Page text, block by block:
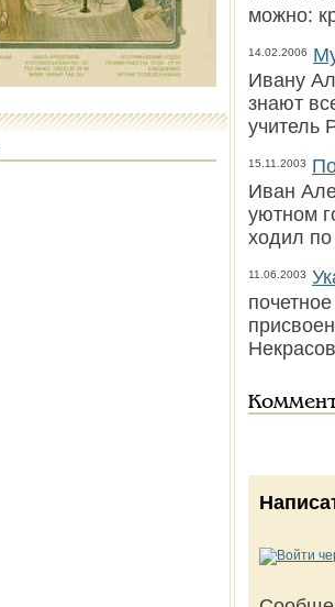
можно:
14.02.2006
Ивану
знают
учитель
15.11.2003
Иван
уютном
ходил по
11.06.2003